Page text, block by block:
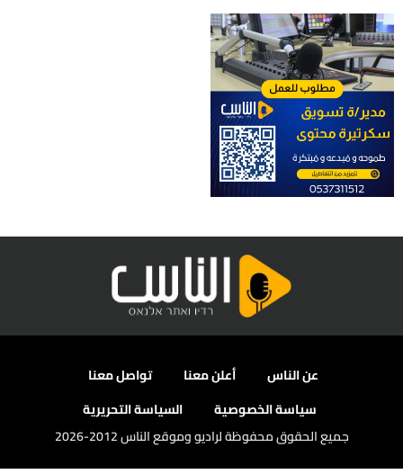
عن الناس أعلن معنا
تواصل معنا
سياسة الخصوصية
السياسة التحريرية
جميع الحقوق محفوظة لراديو وموقع الناس 2012-2026